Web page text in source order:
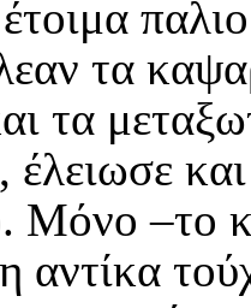
τα
τα
έλειωσε
Μόνο –το
αντίκα